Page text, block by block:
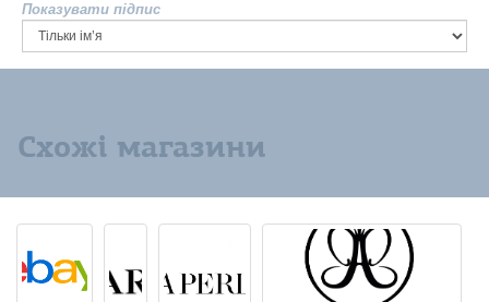
Показувати підпис
Схожі магазини